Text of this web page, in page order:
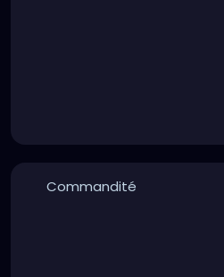
Commandité